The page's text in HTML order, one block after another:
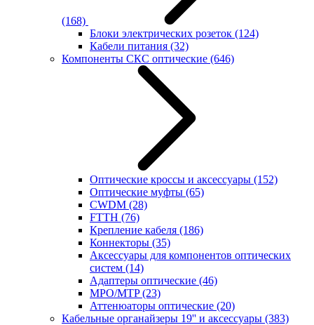
(168)
Блоки электрических розеток (124)
Кабели питания (32)
Компоненты СКС оптические (646)
Оптические кроссы и аксессуары (152)
Оптические муфты (65)
CWDM (28)
FTTH (76)
Крепление кабеля (186)
Коннекторы (35)
Аксессуары для компонентов оптических
систем (14)
Адаптеры оптические (46)
MPO/MTP(23)
Аттенюаторы оптические (20)
Кабельные органайзеры 19'' и аксессуары (383)